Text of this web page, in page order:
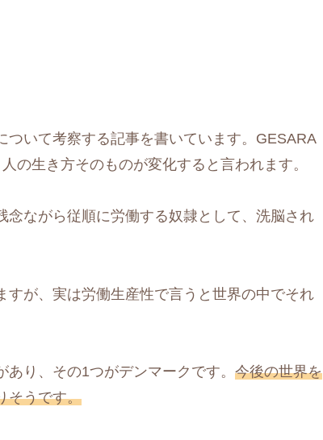
いて考察する記事を書いています。GESARA
の生き方そのものが変化すると言われます。
ながら従順に労働する奴隷として、洗脳され
が、実は労働生産性で言うと世界の中でそれ
り、その1つがデンマークです。 今後の世界を
そうです。